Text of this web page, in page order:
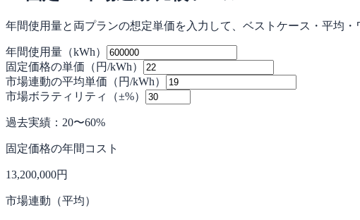
年間使用量と両プランの想定単価を入力して、ベストケース・平均
年間使用量（kWh）
固定価格の単価（円/kWh）
市場連動の平均単価（円/kWh）
市場ボラティリティ（±%）
過去実績：20〜60%
固定価格の年間コスト
13,200,000円
市場連動（平均）